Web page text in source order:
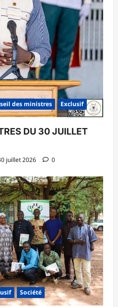
des ministres Exclusif
DU 30 JUILLET
juillet 2026 0
Société